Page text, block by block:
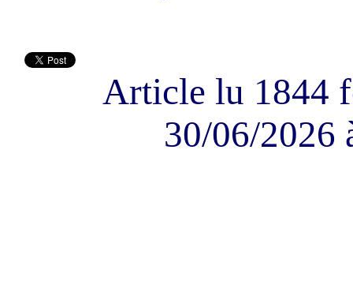
Article lu 1844
30/06/2026